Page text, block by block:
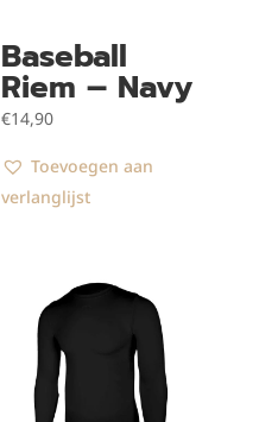
Baseball
Riem – Navy
€14,90
Toevoegen aan
verlanglijst